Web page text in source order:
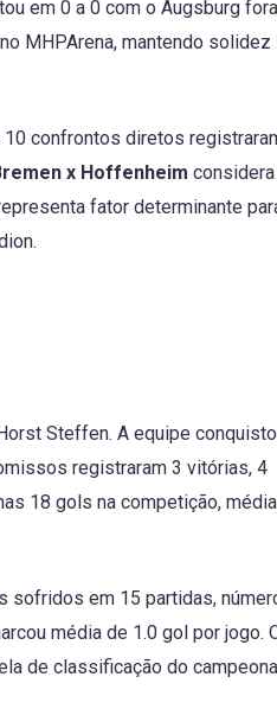
em 0 a 0 com o Augsburg fora
MHPArena, mantendo solidez
confrontos diretos
x Hoffenheim considera
fator determinante
Steffen. A equipe
registraram 3 vitórias, 4
18 gols na competição, média
sofridos em 15 partidas,
média de 1.0 gol por jogo.
de classificação do